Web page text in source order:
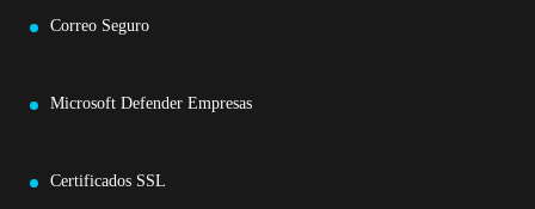
Correo Seguro
Microsoft Defender Empresas
Certificados SSL